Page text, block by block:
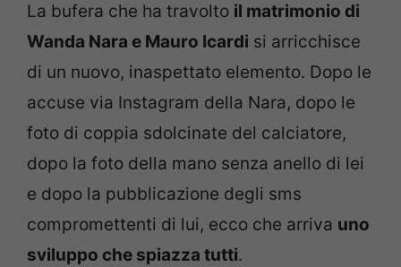
La bufera che ha travolto il matrimonio di
Wanda Nara e Mauro Icardi si arricchisce
di un nuovo, inaspettato elemento. Dopo le
accuse via Instagram della Nara, dopo le
foto di coppia sdolcinate del calciatore,
dopo la foto della mano senza anello di lei
e dopo la pubblicazione degli sms
compromettenti di lui, ecco che arriva uno
sviluppo che spiazza tutti.